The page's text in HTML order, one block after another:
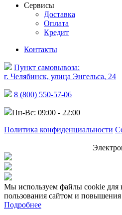
Сервисы
Доставка
Оплата
Кредит
Контакты
Пункт самовывоза:
г. Челябинск, улица Энгельса, 24
8 (800) 550-57-06
Пн-Вс: 09:00 - 22:00
Политика конфиденциальности
Мы используем файлы cookie для
пользования сайтом и повышения
Подробнее